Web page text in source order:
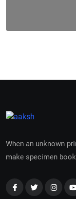
When an unknown
make specimen